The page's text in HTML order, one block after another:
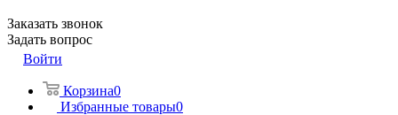
Заказать звонок
Задать вопрос
Войти
Корзина0
Избранные товары0